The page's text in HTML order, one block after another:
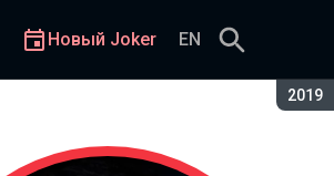
2019
Новый Joker EN